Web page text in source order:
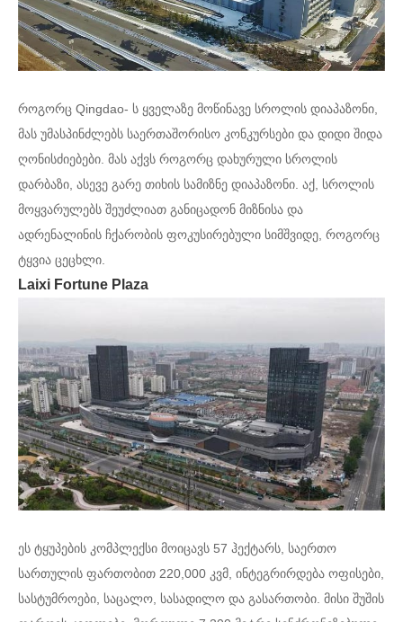
როგორც Qingdao- ს ყველაზე მოწინავე სროლის დიაპაზონი,
მას უმასპინძლებს საერთაშორისო კონკურსები და დიდი შიდა
ღონისძიებები. მას აქვს როგორც დახურული სროლის
დარბაზი, ასევე გარე თიხის სამიზნე დიაპაზონი. აქ, სროლის
მოყვარულებს შეუძლიათ განიცადონ მიზნისა და
ადრენალინის ჩქარობის ფოკუსირებული სიმშვიდე, როგორც
ტყვია ცეცხლი.
Laixi Fortune Plaza
ეს ტყუპების კომპლექსი მოიცავს 57 ჰექტარს, საერთო
სართულის ფართობით 220,000 კვმ, ინტეგრირდება ოფისები,
სასტუმროები, საცალო, სასადილო და გასართობი. მისი შუშის